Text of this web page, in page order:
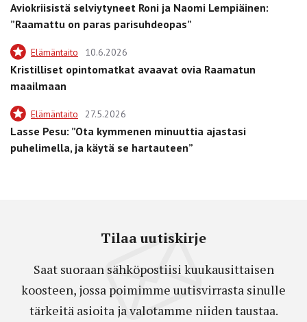
Aviokriisistä selviytyneet Roni ja Naomi Lempiäinen:
”Raamattu on paras parisuhdeopas”
Elämäntaito 10.6.2026
Kristilliset opintomatkat avaavat ovia Raamatun
maailmaan
Elämäntaito 27.5.2026
Lasse Pesu: ”Ota kymmenen minuuttia ajastasi
puhelimella, ja käytä se hartauteen”
Tilaa uutiskirje
Saat suoraan sähköpostiisi kuukausittaisen
koosteen, jossa poimimme uutisvirrasta sinulle
tärkeitä asioita ja valotamme niiden taustaa.